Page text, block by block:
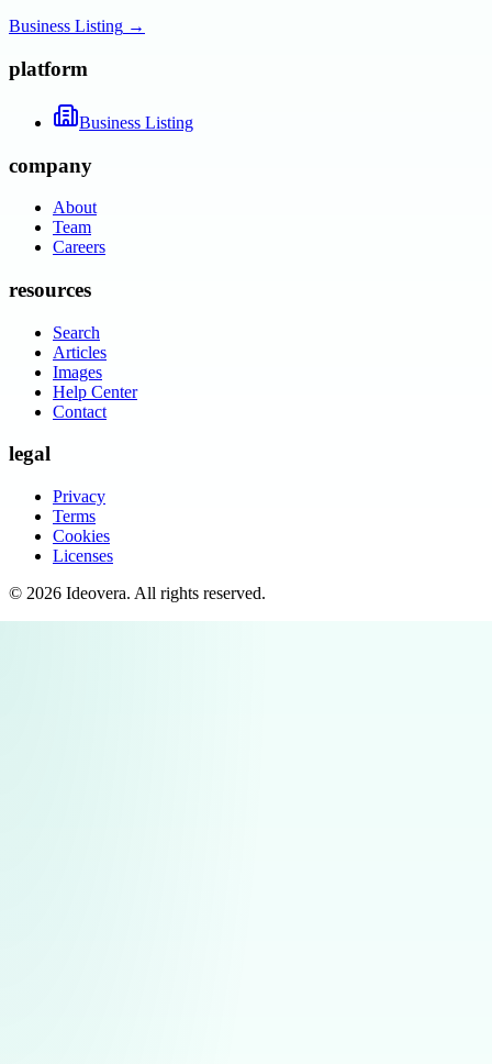
Business Listing →
platform
Business Listing
company
About
Team
Careers
resources
Search
Articles
Images
Help Center
Contact
legal
Privacy
Terms
Cookies
Licenses
© 2026 Ideovera. All rights reserved.